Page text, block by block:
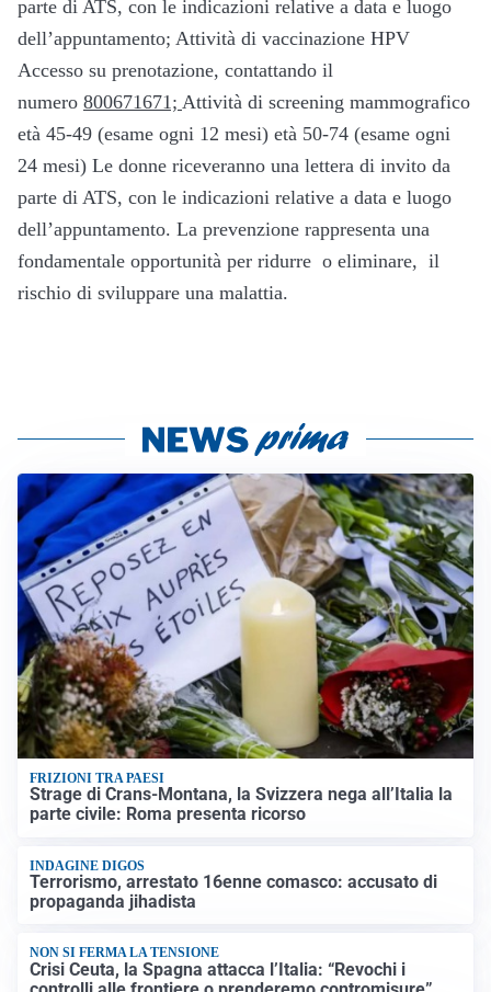
parte di ATS, con le indicazioni relative a data e luogo
dell’appuntamento; Attività di vaccinazione HPV
Accesso su prenotazione, contattando il
numero 800671671; Attività di screening mammografico
età 45-49 (esame ogni 12 mesi) età 50-74 (esame ogni
24 mesi) Le donne riceveranno una lettera di invito da
parte di ATS, con le indicazioni relative a data e luogo
dell’appuntamento. La prevenzione rappresenta una
fondamentale opportunità per ridurre o eliminare, il
rischio di sviluppare una malattia.
FRIZIONI TRA PAESI
Strage di Crans-Montana, la Svizzera nega all’Italia la
parte civile: Roma presenta ricorso
INDAGINE DIGOS
Terrorismo, arrestato 16enne comasco: accusato di
propaganda jihadista
NON SI FERMA LA TENSIONE
Crisi Ceuta, la Spagna attacca l’Italia: “Revochi i